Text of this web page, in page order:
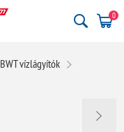
0
BWT vízlágyítók